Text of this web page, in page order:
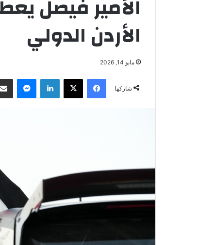
الأمير فيصل
الأردن الدولي
مايو 14, 2026
شاركها
فيسبوك لينكدإن